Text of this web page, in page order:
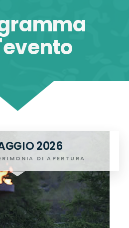
2026
DI APERTURA